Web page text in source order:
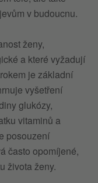
v budoucnu.
ženy,
a které vyžadují
je základní
vyšetření
glukózy,
vitaminů a
posouzení
často opomíjené,
života ženy.